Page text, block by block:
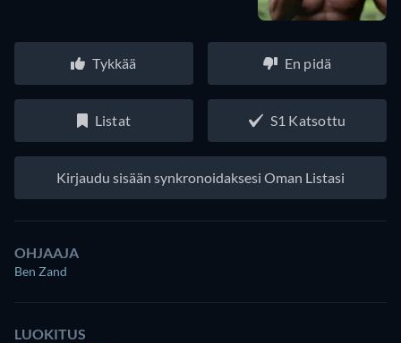
Tykkää En pidä
Listat S1 Katsottu
Kirjaudu sisään synkronoidaksesi Oman Listasi
OHJAAJA
Ben Zand
LUOKITUS